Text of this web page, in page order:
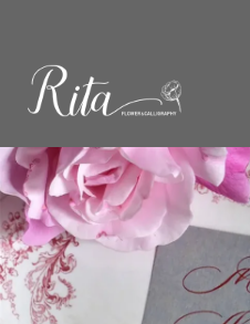
へ
ス
キ
ッ
プ